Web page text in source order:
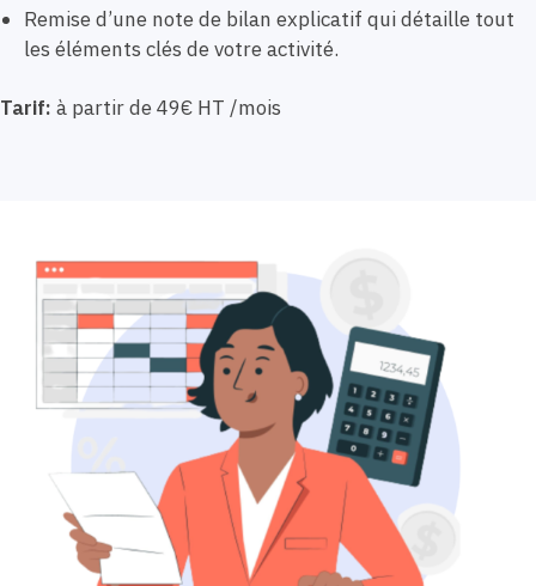
Remise d’une note de bilan explicatif qui détaille tout
les éléments clés de votre activité.
Tarif: à partir de 49€ HT /mois